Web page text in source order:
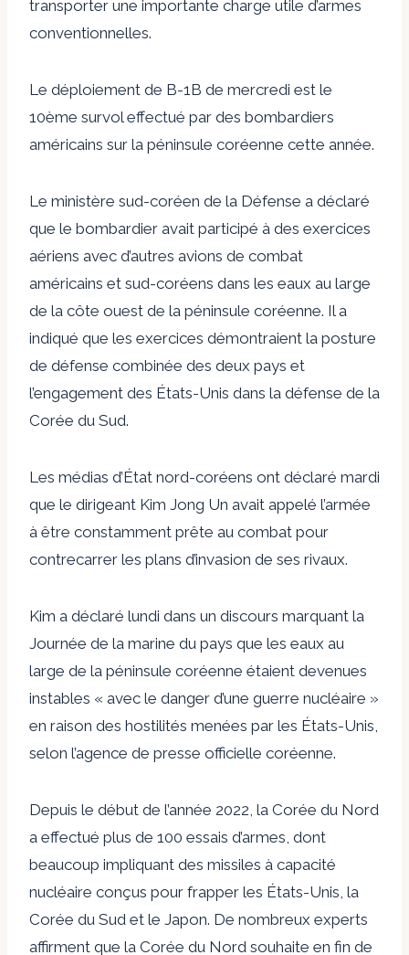
transporter une importante charge utile d’armes
conventionnelles.
Le déploiement de B-1B de mercredi est le
10ème survol effectué par des bombardiers
américains sur la péninsule coréenne cette année.
Le ministère sud-coréen de la Défense a déclaré
que le bombardier avait participé à des exercices
aériens avec d’autres avions de combat
américains et sud-coréens dans les eaux au large
de la côte ouest de la péninsule coréenne. Il a
indiqué que les exercices démontraient la posture
de défense combinée des deux pays et
l’engagement des États-Unis dans la défense de la
Corée du Sud.
Les médias d’État nord-coréens ont déclaré mardi
que le dirigeant Kim Jong Un avait appelé l’armée
à être constamment prête au combat pour
contrecarrer les plans d’invasion de ses rivaux.
Kim a déclaré lundi dans un discours marquant la
Journée de la marine du pays que les eaux au
large de la péninsule coréenne étaient devenues
instables « avec le danger d’une guerre nucléaire »
en raison des hostilités menées par les États-Unis,
selon l’agence de presse officielle coréenne.
Depuis le début de l’année 2022, la Corée du Nord
a effectué plus de 100 essais d’armes, dont
beaucoup impliquant des missiles à capacité
nucléaire conçus pour frapper les États-Unis, la
Corée du Sud et le Japon. De nombreux experts
affirment que la Corée du Nord souhaite en fin de